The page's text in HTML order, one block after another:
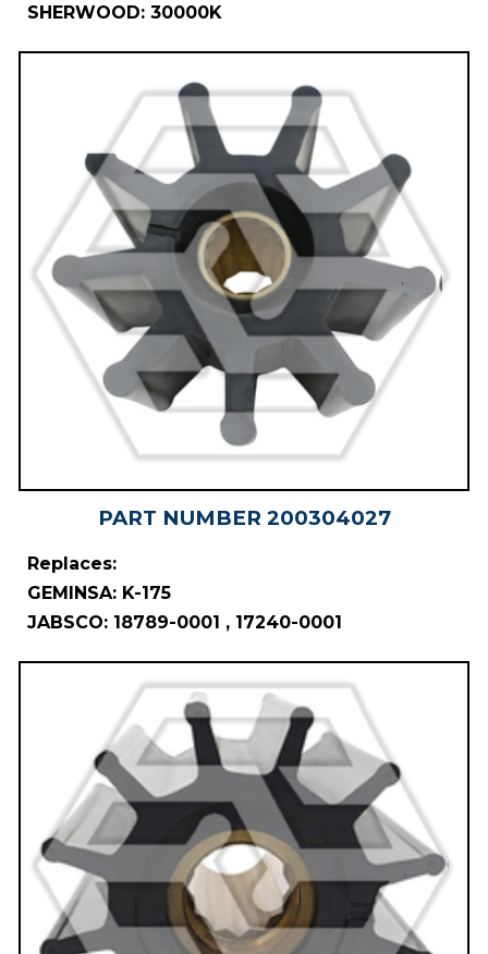
SHERWOOD: 30000K
PART NUMBER 200304027
Replaces:
GEMINSA: K-175
JABSCO: 18789-0001 , 17240-0001